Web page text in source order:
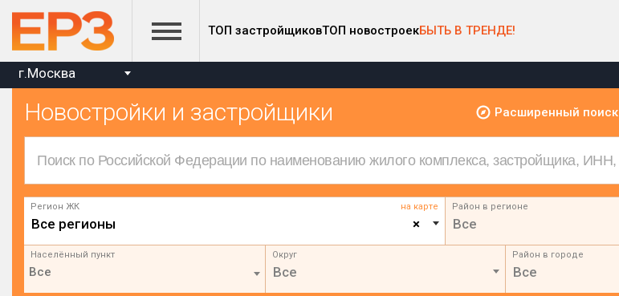
ТОП застройщиковТОП новостроекБЫТЬ В ТРЕНДЕ!
г.Москва
Новостройки и застройщики Расширенный поиск
Регион ЖК на карте
×
Все регионы
Район в регионе
Все
Населённый пункт Округ
Все
Район в городе
Все